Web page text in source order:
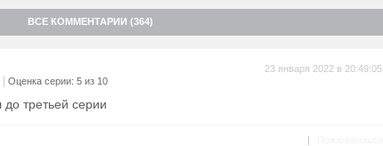
ВСЕ КОММЕНТАРИИ (364)
Оценка серии: 5 из 10
23 января 2022 в 20:49:05
третьей серии
|